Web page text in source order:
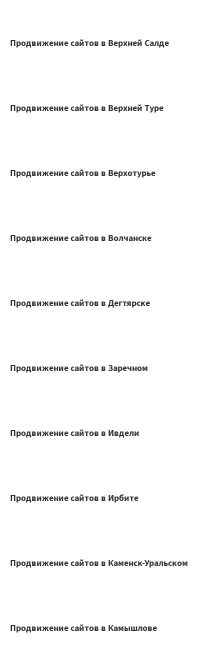
Продвижение сайтов в Верхней Салде
Продвижение сайтов в Верхней Туре
Продвижение сайтов в Верхотурье
Продвижение сайтов в Волчанске
Продвижение сайтов в Дегтярске
Продвижение сайтов в Заречном
Продвижение сайтов в Ивдели
Продвижение сайтов в Ирбите
Продвижение сайтов в Каменск-Уральском
Продвижение сайтов в Камышлове